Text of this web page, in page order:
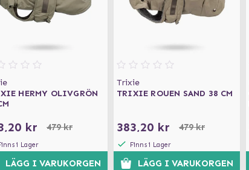
HERMY OLIVGRÖN
kr 479 kr
i Lager
LÄGG I VARUKORGEN
Trixie
TRIXIE ROUEN SAND 38 CM
383,20 kr 479 kr
Finns i Lager
LÄGG I VARUKORGEN